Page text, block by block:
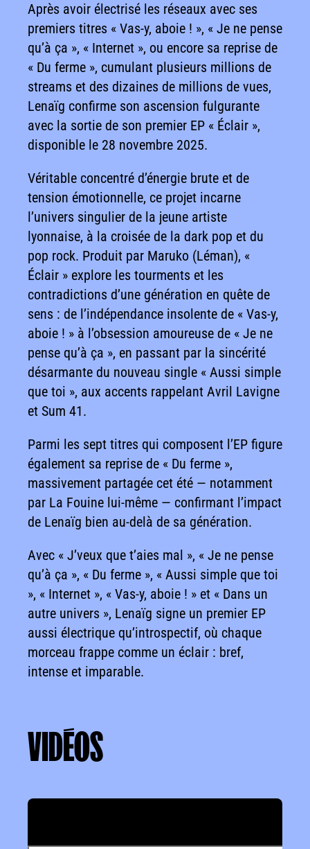
Après avoir électrisé les réseaux avec ses
premiers titres « Vas-y, aboie ! », « Je ne pense
qu’à ça », « Internet », ou encore sa reprise de
« Du ferme », cumulant plusieurs millions de
streams et des dizaines de millions de vues,
Lenaïg confirme son ascension fulgurante
avec la sortie de son premier EP « Éclair »,
disponible le 28 novembre 2025.
Véritable concentré d’énergie brute et de
tension émotionnelle, ce projet incarne
l’univers singulier de la jeune artiste
lyonnaise, à la croisée de la dark pop et du
pop rock. Produit par Maruko (Léman), «
Éclair » explore les tourments et les
contradictions d’une génération en quête de
sens : de l’indépendance insolente de « Vas-y,
aboie ! » à l’obsession amoureuse de « Je ne
pense qu’à ça », en passant par la sincérité
désarmante du nouveau single « Aussi simple
que toi », aux accents rappelant Avril Lavigne
et Sum 41.
Parmi les sept titres qui composent l’EP figure
également sa reprise de « Du ferme »,
massivement partagée cet été — notamment
par La Fouine lui-même — confirmant l’impact
de Lenaïg bien au-delà de sa génération.
Avec « J’veux que t’aies mal », « Je ne pense
qu’à ça », « Du ferme », « Aussi simple que toi
», « Internet », « Vas-y, aboie ! » et « Dans un
autre univers », Lenaïg signe un premier EP
aussi électrique qu’introspectif, où chaque
morceau frappe comme un éclair : bref,
intense et imparable.
VIDÉOS